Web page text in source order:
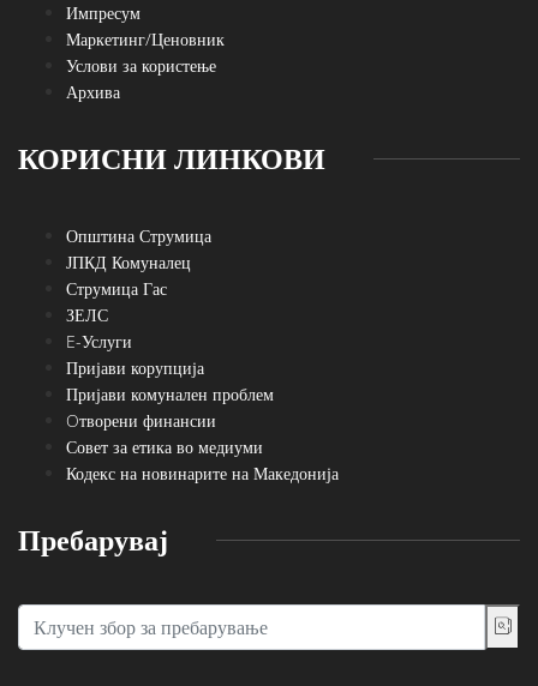
Импресум
Маркетинг/Ценовник
Услови за користење
Архива
КОРИСНИ ЛИНКОВИ
Општина Струмица
ЈПКД Комуналец
Струмица Гас
ЗЕЛС
E-Услуги
Пријави корупција
Пријави комунален проблем
Oтворени финансии
Совет за етика во медиуми
Кодекс на новинарите на Македонија
Пребарувај